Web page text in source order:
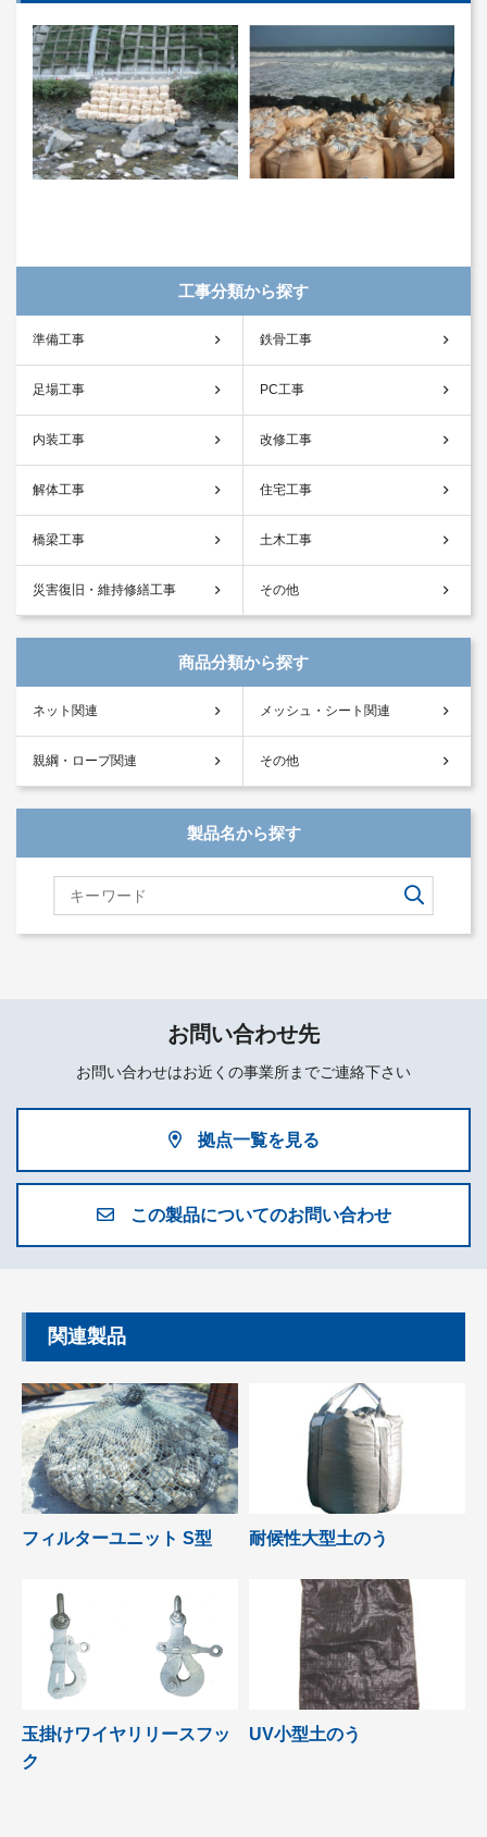
工事分類から探す
準備工事 鉄骨工事
足場工事 PC工事
内装工事 改修工事
解体工事 住宅工事
橋梁工事 土木工事
災害復旧・維持修繕工事 その他
商品分類から探す
ネット関連 メッシュ・シート関連
親綱・ロープ関連 その他
製品名から探す
お問い合わせ先
お問い合わせはお近くの事業所までご連絡下さい
拠点一覧を見る
この製品についてのお問い合わせ
関連製品
フィルターユニット S型 耐候性大型土のう
玉掛けワイヤリリースフッ
ク
UV小型土のう